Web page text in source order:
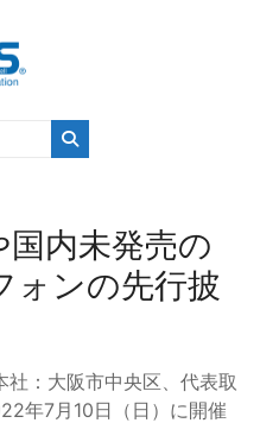
品｜株式会社
商品には、日本では珍しい「海外ブ
機能的な商品」「コストパフォー
ィオフェステ
国内未発売の
ォンの先行披
：大阪市中央区、代表取
年7月10日（日）に開催